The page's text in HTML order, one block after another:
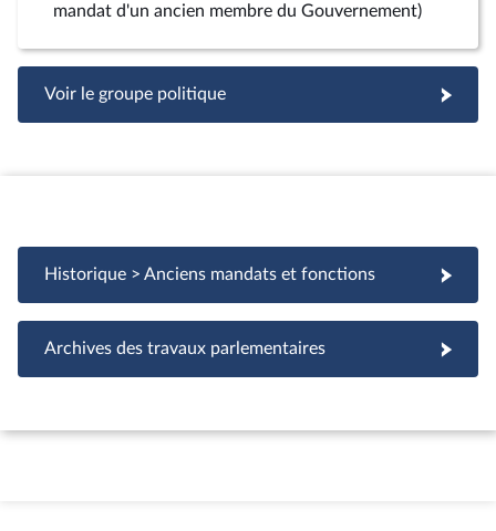
mandat d'un ancien membre du Gouvernement)
Voir le groupe politique
Historique > Anciens mandats et fonctions
Archives des travaux parlementaires